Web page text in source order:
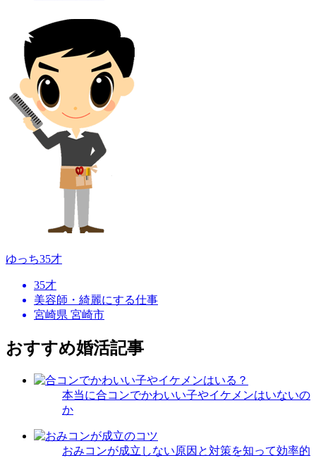
ゆっち35才
35才
美容師・綺麗にする仕事
宮崎県 宮崎市
おすすめ婚活記事
本当に合コンでかわいい子やイケメンはいないの
か
おみコンが成立しない原因と対策を知って効率的